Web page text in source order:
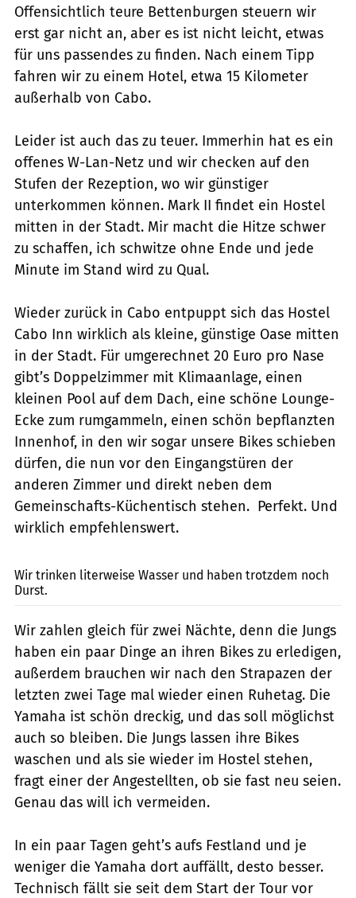
Offensichtlich teure Bettenburgen steuern wir
erst gar nicht an, aber es ist nicht leicht, etwas
für uns passendes zu finden. Nach einem Tipp
fahren wir zu einem Hotel, etwa 15 Kilometer
außerhalb von Cabo.
Leider ist auch das zu teuer. Immerhin hat es ein
offenes W-Lan-Netz und wir checken auf den
Stufen der Rezeption, wo wir günstiger
unterkommen können. Mark II findet ein Hostel
mitten in der Stadt. Mir macht die Hitze schwer
zu schaffen, ich schwitze ohne Ende und jede
Minute im Stand wird zu Qual.
Wieder zurück in Cabo entpuppt sich das Hostel
Cabo Inn wirklich als kleine, günstige Oase mitten
in der Stadt. Für umgerechnet 20 Euro pro Nase
gibt’s Doppelzimmer mit Klimaanlage, einen
kleinen Pool auf dem Dach, eine schöne Lounge-
Ecke zum rumgammeln, einen schön bepflanzten
Innenhof, in den wir sogar unsere Bikes schieben
dürfen, die nun vor den Eingangstüren der
anderen Zimmer und direkt neben dem
Gemeinschafts-Küchentisch stehen. Perfekt. Und
wirklich empfehlenswert.
Wir trinken literweise Wasser und haben trotzdem noch
Durst.
Wir zahlen gleich für zwei Nächte, denn die Jungs
haben ein paar Dinge an ihren Bikes zu erledigen,
außerdem brauchen wir nach den Strapazen der
letzten zwei Tage mal wieder einen Ruhetag. Die
Yamaha ist schön dreckig, und das soll möglichst
auch so bleiben. Die Jungs lassen ihre Bikes
waschen und als sie wieder im Hostel stehen,
fragt einer der Angestellten, ob sie fast neu seien.
Genau das will ich vermeiden.
In ein paar Tagen geht’s aufs Festland und je
weniger die Yamaha dort auffällt, desto besser.
Technisch fällt sie seit dem Start der Tour vor